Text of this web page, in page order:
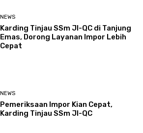
NEWS
Karding Tinjau SSm JI-QC di Tanjung
Emas, Dorong Layanan Impor Lebih
Cepat
NEWS
Pemeriksaan Impor Kian Cepat,
Karding Tinjau SSm JI-QC